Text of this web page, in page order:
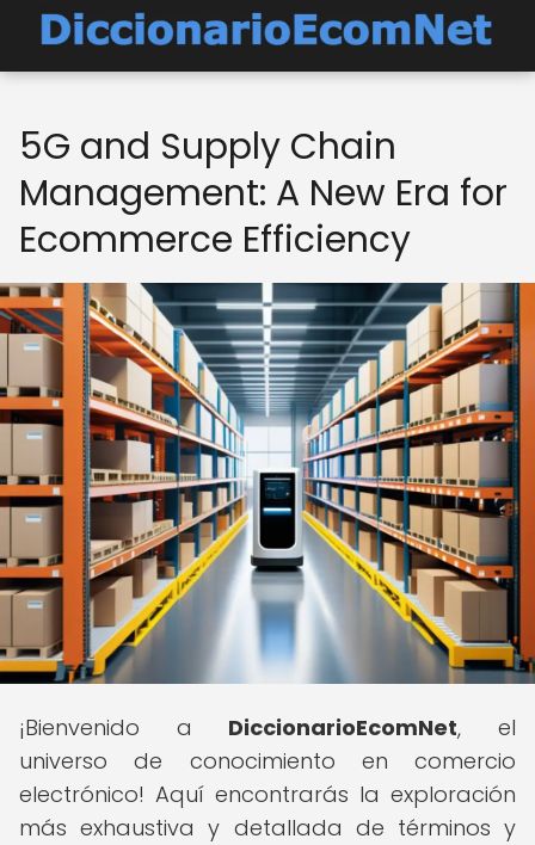
5G and Supply Chain
Management: A New Era for
Ecommerce Efficiency
¡Bienvenido a DiccionarioEcomNet, el
universo de conocimiento en comercio
electrónico! Aquí encontrarás la exploración
más exhaustiva y detallada de términos y